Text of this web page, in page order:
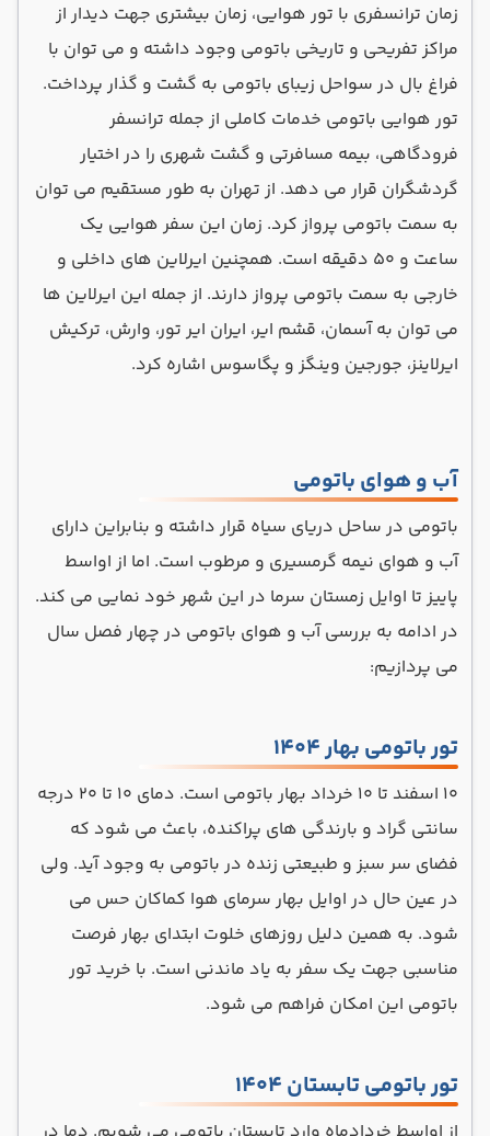
زمان ترانسفری با تور هوایی، زمان بیشتری جهت دیدار از
مراکز تفریحی و تاریخی باتومی وجود داشته و می توان با
فراغ بال در سواحل زیبای باتومی به گشت و گذار پرداخت.
تور هوایی باتومی خدمات کاملی از جمله ترانسفر
فرودگاهی، بیمه مسافرتی و گشت شهری را در اختیار
گردشگران قرار می دهد. از تهران به طور مستقیم می توان
به سمت باتومی پرواز کرد. زمان این سفر هوایی یک
ساعت و ۵۰ دقیقه است. همچنین ایرلاین های داخلی و
خارجی به سمت باتومی پرواز دارند. از جمله این ایرلاین ها
می توان به آسمان، قشم ایر، ایران ایر تور، وارش، ترکیش
ایرلاینز، جورجین وینگز و پگاسوس اشاره کرد.
آب و هوای باتومی
باتومی در ساحل دریای سیاه قرار داشته و بنابراین دارای
آب و هوای نیمه گرمسیری و مرطوب است. اما از اواسط
پاییز تا اوایل زمستان سرما در این شهر خود نمایی می کند.
در ادامه به بررسی آب و هوای باتومی در چهار فصل سال
می‌ پردازیم:
تور باتومی بهار 1404
۱۰ اسفند تا ۱۰ خرداد بهار باتومی است. دمای ۱۰ تا ۲۰ درجه
سانتی گراد و بارندگی های پراکنده، باعث می شود که
فضای سر سبز و طبیعتی زنده در باتومی به وجود آید. ولی
در عین حال در اوایل بهار سرمای هوا کماکان حس می
شود. به همین دلیل روزهای خلوت ابتدای بهار فرصت
مناسبی جهت یک سفر به یاد ماندنی است. با خرید تور
باتومی این امکان فراهم می شود.
تور باتومی تابستان 1404